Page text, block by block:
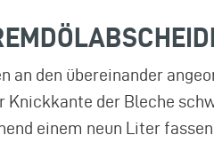
an den übereinander
Knickkante der Bleche
einem neun Liter